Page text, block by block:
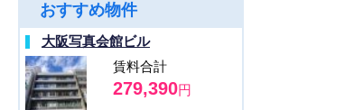
おすすめ物件
大阪写真会館ビル
賃料合計
279,390円